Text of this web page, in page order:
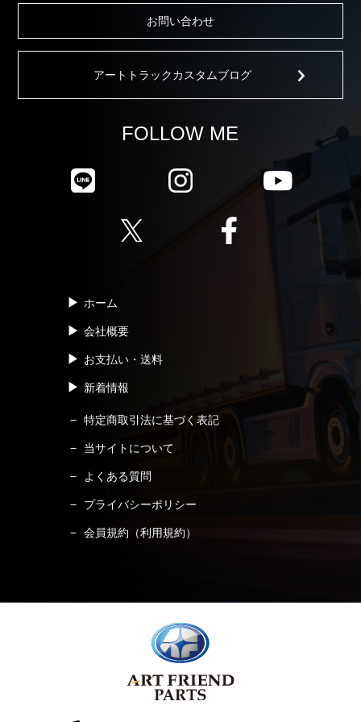
お問い合わせ
アートトラックカスタムブログ
FOLLOW ME
ホーム
会社概要
お支払い・送料
新着情報
特定商取引法に基づく表記
当サイトについて
よくある質問
プライバシーポリシー
会員規約（利用規約）